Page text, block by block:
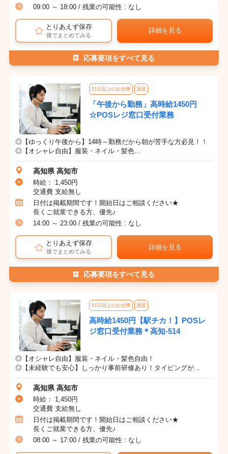
09:00 ～ 18:00 / 残業の可能性 : なし
とりあえず保存
後でまとめてみる
詳細を見る
応募要項をすべて見る
31日以上のお仕事 派遣
「午後から勤務」高時給1450円
☆POSレジ窓口受付業務
◎【ゆっくり午後から】14時～勤務だから朝が苦手な方必見！！
◎【オシャレ自由】服装・ネイル・髪色...
高知県 高知市
時給： 1,450円
交通費 支給無し
日付は掲載期間です！開始日はご相談ください★
長くご就業できる方、優先♪
14:00 ～ 23:00 / 残業の可能性 : なし
とりあえず保存
後でまとめてみる
詳細を見る
応募要項をすべて見る
31日以上のお仕事 派遣
高時給1450円【駅チカ！】POSレ
ジ窓口受付業務＊高知-514
◎【オシャレ自由】服装・ネイル・髪色自由！
◎【未経験でも安心】しっかり事前研修あり！タイピングが...
高知県 高知市
時給： 1,450円
交通費 支給無し
日付は掲載期間です！開始日はご相談ください★
長くご就業できる方、優先♪
08:00 ～ 17:00 / 残業の可能性 : なし